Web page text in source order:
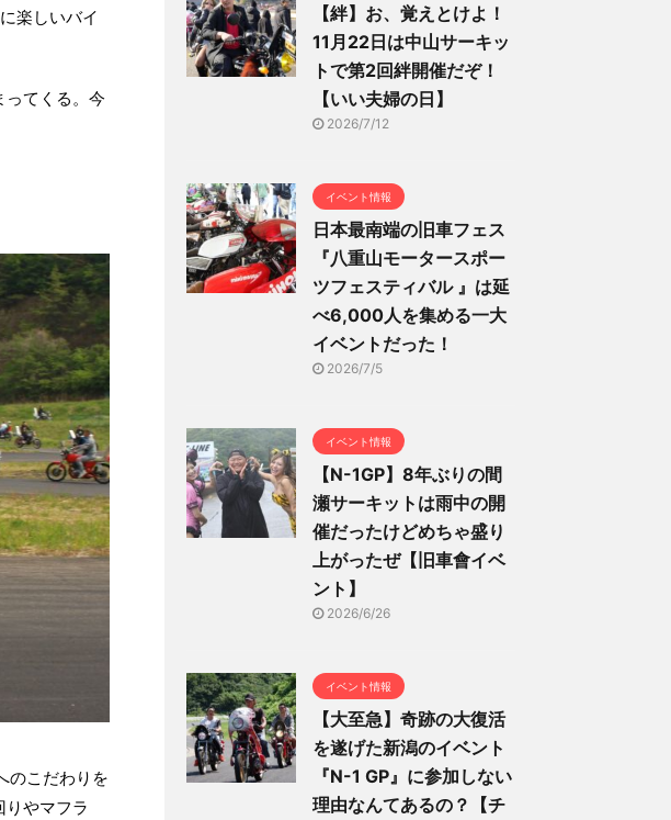
楽しいバイ
ってくる。今
のこだわりを
やマフラ
【絆】お、覚えとけよ！
11月22日は中山サーキッ
トで第2回絆開催だぞ！
【いい夫婦の日】
2026/7/12
イベント情報
日本最南端の旧車フェス
『八重山モータースポー
ツフェスティバル 』は延
べ6,000人を集める一大
イベントだった！
2026/7/5
イベント情報
【N-1GP】8年ぶりの間
瀬サーキットは雨中の開
催だったけどめちゃ盛り
上がったぜ【旧車會イベ
ント】
2026/6/26
イベント情報
【大至急】奇跡の大復活
を遂げた新潟のイベント
『N-1 GP』に参加しない
理由なんてあるの？【チ